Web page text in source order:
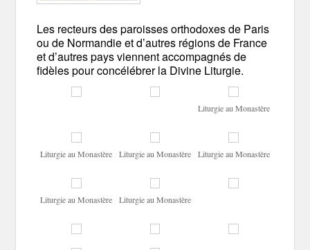
Les recteurs des paroisses orthodoxes de Paris
ou de Normandie et d’autres régions de France
et d’autres pays viennent accompagnés de
fidèles pour concélébrer la Divine Liturgie.
Liturgie au Monastère
Liturgie au Monastère Liturgie au Monastère Liturgie au Monastère
Liturgie au Monastère Liturgie au Monastère